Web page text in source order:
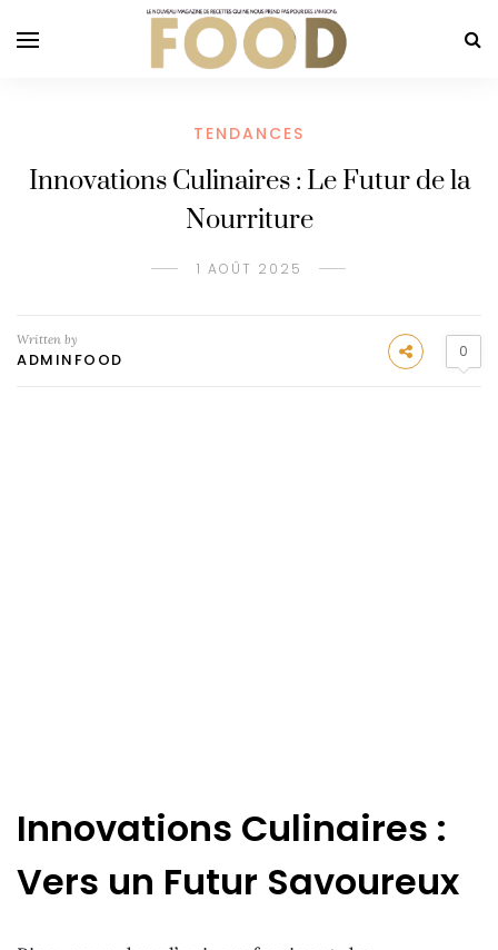
TENDANCES
Innovations Culinaires : Le Futur de la
Nourriture
1 AOÛT 2025
Written by
ADMINFOOD 0
Innovations Culinaires :
Vers un Futur Savoureux